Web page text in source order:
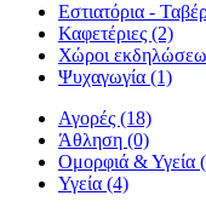
Εστιατόρια -
Καφετέριες (2)
Χώροι
Ψυχαγωγία (1)
Αγορές (18)
Άθληση (0)
Ομορφιά & Υγεία
Υγεία (4)